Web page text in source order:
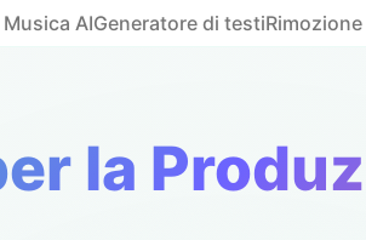
AIGeneratore di testi
la